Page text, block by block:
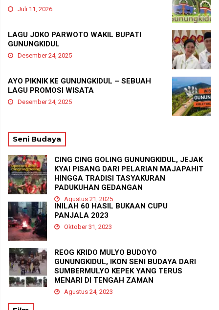
Juli 11, 2026
LAGU JOKO PARWOTO WAKIL BUPATI
GUNUNGKIDUL
Desember 24, 2025
AYO PIKNIK KE GUNUNGKIDUL – SEBUAH
LAGU PROMOSI WISATA
Desember 24, 2025
Seni Budaya
CING CING GOLING GUNUNGKIDUL, JEJAK
KYAI PISANG DARI PELARIAN MAJAPAHIT
HINGGA TRADISI TASYAKURAN
PADUKUHAN GEDANGAN
Agustus 21, 2025
INILAH 60 HASIL BUKAAN CUPU
PANJALA 2023
Oktober 31, 2023
REOG KRIDO MULYO BUDOYO
GUNUNGKIDUL, IKON SENI BUDAYA DARI
SUMBERMULYO KEPEK YANG TERUS
MENARI DI TENGAH ZAMAN
Agustus 24, 2023